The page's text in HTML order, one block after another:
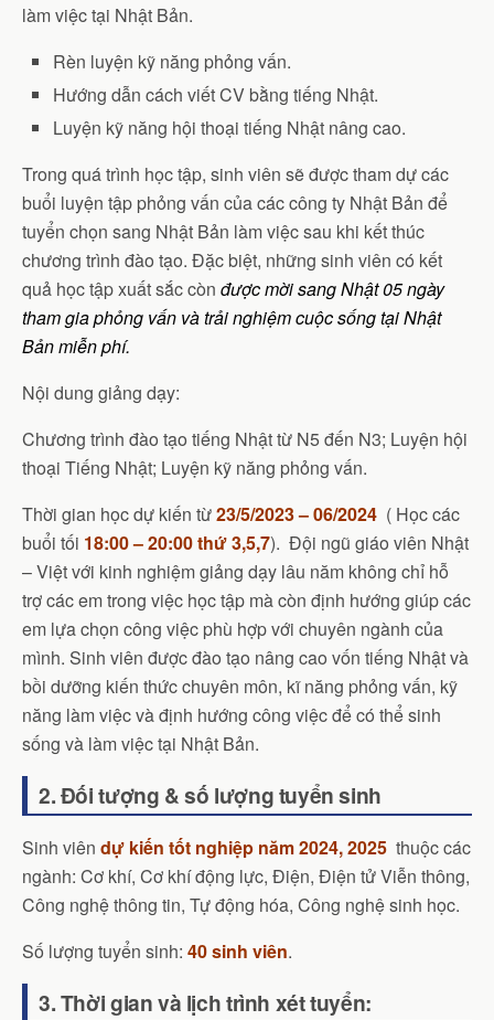
làm việc tại Nhật Bản.
Rèn luyện kỹ năng phỏng vấn.
Hướng dẫn cách viết CV bằng tiếng Nhật.
Luyện kỹ năng hội thoại tiếng Nhật nâng cao.
Trong quá trình học tập, sinh viên sẽ được tham dự các
buổi luyện tập phỏng vấn của các công ty Nhật Bản để
tuyển chọn sang Nhật Bản làm việc sau khi kết thúc
chương trình đào tạo. Đặc biệt, những sinh viên có kết
quả học tập xuất sắc còn được mời sang Nhật 05 ngày
tham gia phỏng vấn và trải nghiệm cuộc sống tại Nhật
Bản miễn phí.
Nội dung giảng dạy:
Chương trình đào tạo tiếng Nhật từ N5 đến N3; Luyện hội
thoại Tiếng Nhật; Luyện kỹ năng phỏng vấn.
Thời gian học dự kiến từ23/5/2023 – 06/2024 ( Học các
buổi tối 18:00 – 20:00 thứ 3,5,7). Đội ngũ giáo viên Nhật
– Việt với kinh nghiệm giảng dạy lâu năm không chỉ hỗ
trợ các em trong việc học tập mà còn định hướng giúp các
em lựa chọn công việc phù hợp với chuyên ngành của
mình. Sinh viên được đào tạo nâng cao vốn tiếng Nhật và
bồi dưỡng kiến thức chuyên môn, kĩ năng phỏng vấn, kỹ
năng làm việc và định hướng công việc để có thể sinh
sống và làm việc tại Nhật Bản.
2. Đối tượng & số lượng tuyển sinh
Sinh viên dự kiến tốt nghiệp năm 2024, 2025 thuộc các
ngành: Cơ khí, Cơ khí động lực, Điện, Điện tử Viễn thông,
Công nghệ thông tin, Tự động hóa, Công nghệ sinh học.
Số lượng tuyển sinh: 40 sinh viên.
3. Thời gian và lịch trình xét tuyển: